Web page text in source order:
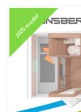
2025 model